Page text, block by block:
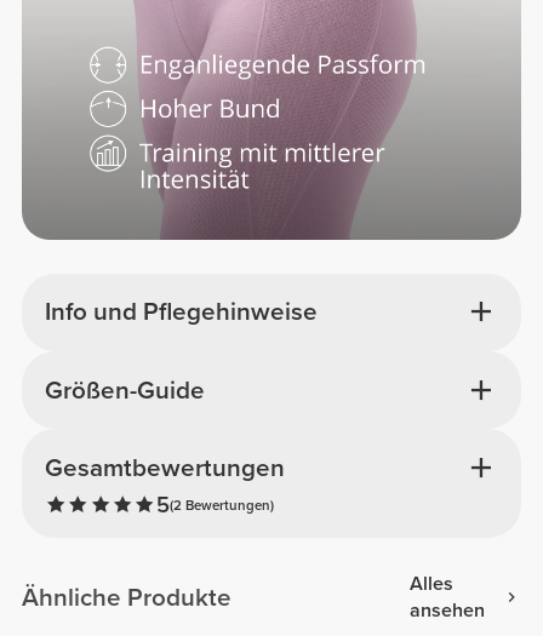
Info und Pflegehinweise
Gesamtbewertungen
5(2 Bewertungen)
Größen-Guide
Ähnliche Produkte
Alles
ansehen